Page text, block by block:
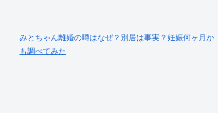
みとちゃん離婚の噂はなぜ？別居は事実？妊娠何ヶ月か
も調べてみた